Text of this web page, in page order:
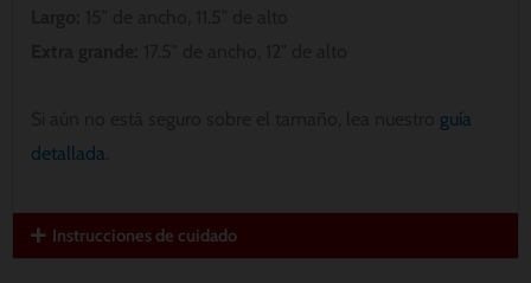
guía
detallada
Instrucciones de cuidado